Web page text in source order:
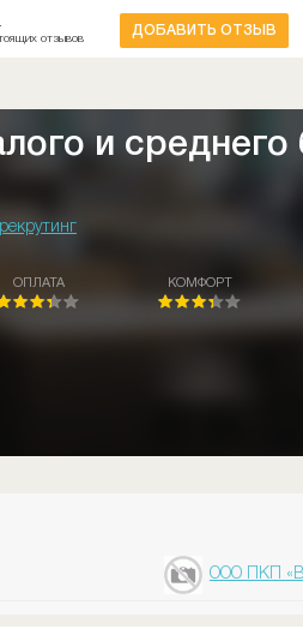
отзывов
ДОБАВИТЬ ОТЗЫВ
и среднего
ОПЛАТА КОМФОРТ
ООО ПКП